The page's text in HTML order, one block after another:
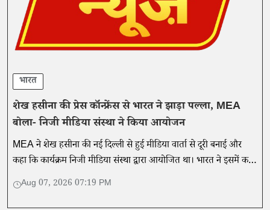
भारत
शेख हसीना की प्रेस कॉन्फ्रेंस से भारत ने झाड़ा पल्ला, MEA
बोला- निजी मीडिया संस्था ने किया आयोजन
MEA ने शेख हसीना की नई दिल्ली से हुई मीडिया वार्ता से दूरी बनाई और
कहा कि कार्यक्रम निजी मीडिया संस्था द्वारा आयोजित था। भारत ने इसमें कही
गई बातों का समर्थन नहीं किया।
Aug 07, 2026 07:19 PM